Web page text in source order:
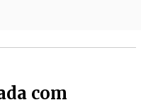
com